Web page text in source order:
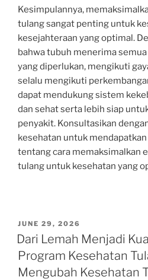
Kesimpulannya,
tulang sangat penting untuk
kesejahteraan yang optimal.
bahwa tubuh menerima
yang diperlukan, mengikuti
selalu mengikuti
dapat mendukung sistem
dan sehat serta lebih siap
penyakit. Konsultasikan
kesehatan untuk
tentang cara memaksimalkan
tulang untuk kesehatan yang
POSTED
ON
JUNE 29, 2026
Dari Lemah Menjadi
Program Kesehatan
Mengubah Kesehatan